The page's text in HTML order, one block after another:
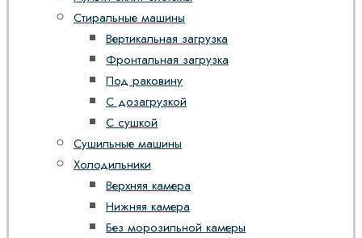
Стиральные машины
Вертикальная загрузка
Фронтальная загрузка
Под раковину
С дозагрузкой
С сушкой
Сушильные машины
Холодильники
Верхняя камера
Нижняя камера
Без морозильной камеры